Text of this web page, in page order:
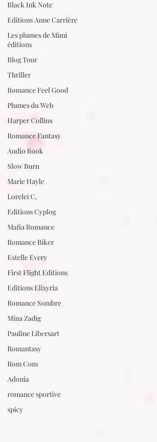
Black Ink Note
Editions Anne Carrière
Les plumes de Mimi
éditions
Blog Tour
Thriller
Romance Feel Good
Plumes du Web
Harper Collins
Romance Fantasy
Audio Book
Slow Burn
Marie Hayle
Lorelei C.
Editions Cyplog
Mafia Romance
Romance Biker
Estelle Every
First Flight Editions
Editions Elixyria
Romance Sombre
Mina Zadig
Pauline Libersart
Romantasy
Rom Com
Adonia
romance sportive
spicy